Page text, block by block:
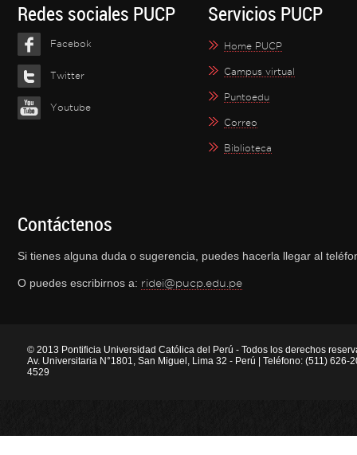
Redes sociales PUCP
Facebok
Twitter
Youtube
Servicios PUCP
Home PUCP
Campus virtual
Puntoedu
Correo
Biblioteca
Contáctenos
Si tienes alguna duda o sugerencia, puedes hacerla llegar al
O puedes escribirnos a: ridei@pucp.edu.pe
© 2013 Pontificia Universidad Católica del Perú - Todos los derechos
Av. Universitaria N°1801, San Miguel, Lima 32 - Perú | Teléfono: (511) 626-
4529